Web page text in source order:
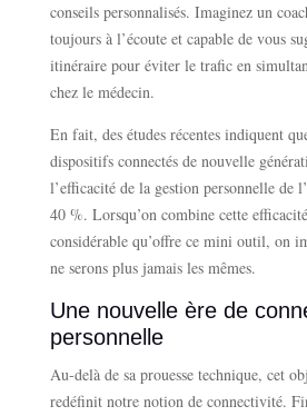
conseils personnalisés. Imaginez un
toujours à l’écoute et capable de vous
itinéraire pour éviter le trafic en
chez le médecin.
En fait, des études récentes indiquent
dispositifs connectés de nouvelle
l’efficacité de la gestion personnelle de
40 %. Lorsqu’on combine cette
considérable qu’offre ce mini outil, on
ne serons plus jamais les mêmes.
Une nouvelle ère de
personnelle
Au-delà de sa prouesse technique, cet
redéfinit notre notion de connectivité.